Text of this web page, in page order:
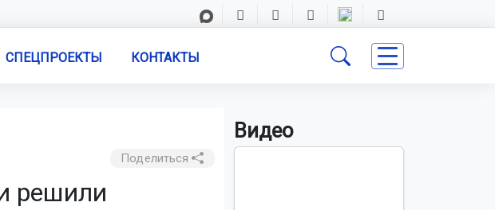
СПЕЦПРОЕКТЫ КОНТАКТЫ
Поделиться
решили
Видео